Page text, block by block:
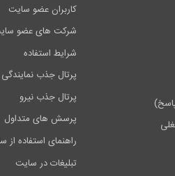
کاربران عضو سایت
شرکت های عضو
شرایط استفاده
پرتال جذب
پرتال جذب نیرو
پرسش های متداول
راهنمای استفاده از
تبلیغات در سایت